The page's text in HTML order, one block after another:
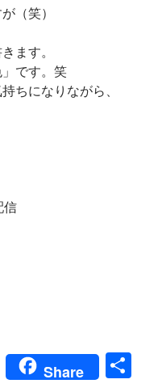
（笑）
ます。
です。笑
ちになりながら、
信
H
Share